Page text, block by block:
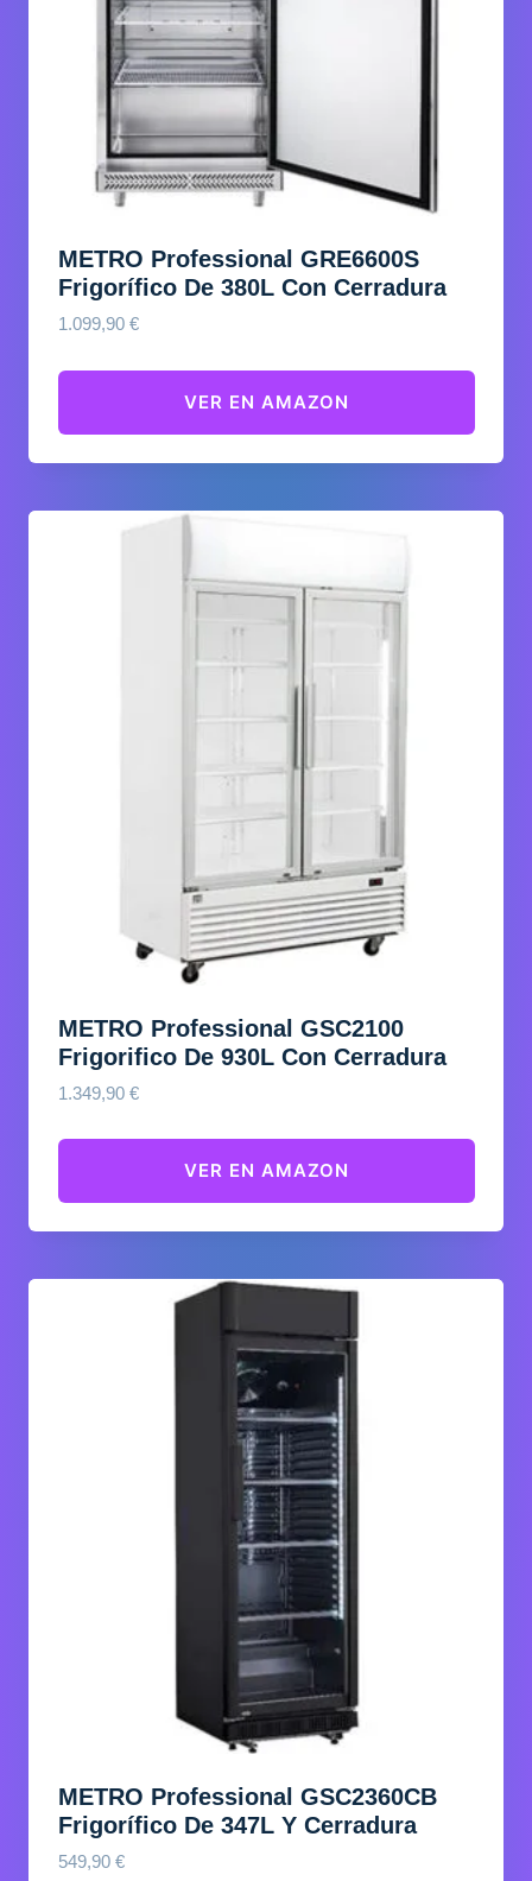
METRO Professional GRE6600S
Frigorífico De 380L Con Cerradura
1.099,90 €
VER EN AMAZON
METRO Professional GSC2100
Frigorifico De 930L Con Cerradura
1.349,90 €
VER EN AMAZON
METRO Professional GSC2360CB
Frigorífico De 347L Y Cerradura
549,90 €